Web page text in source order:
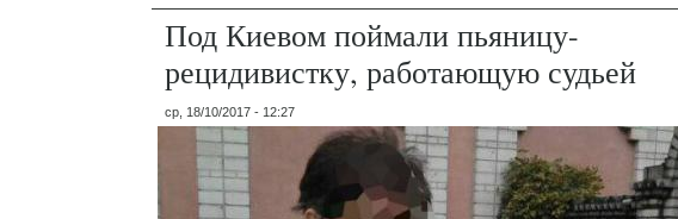
Под Киевом поймали пьяницу-
рецидивистку, работающую судьей
ср, 18/10/2017 - 12:27